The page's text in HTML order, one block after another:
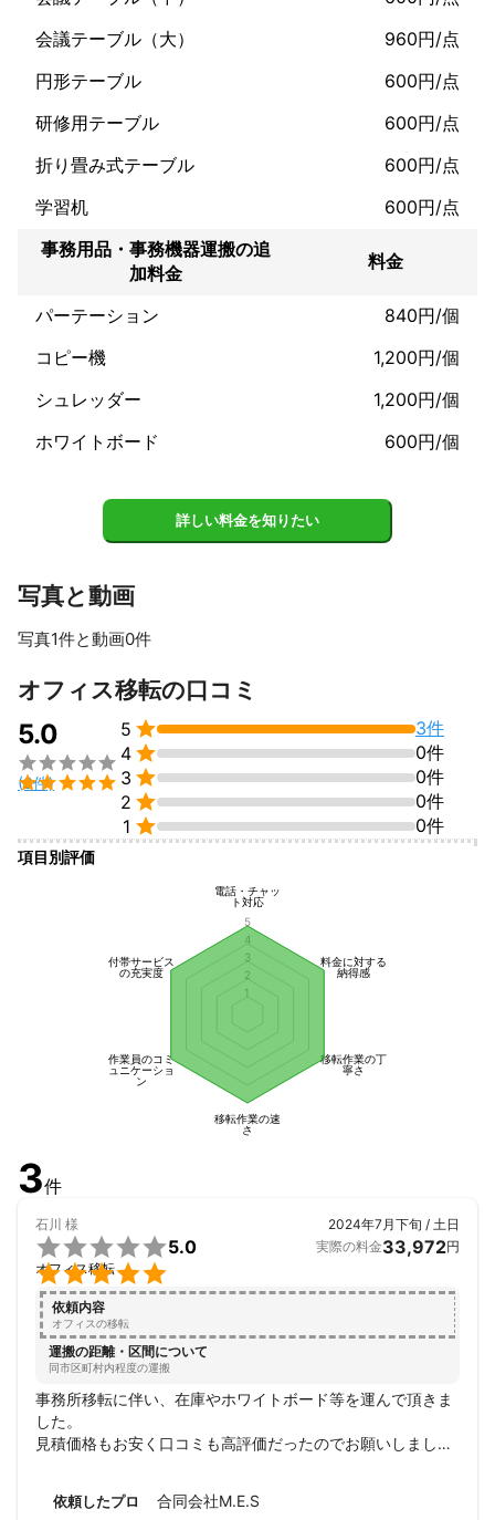
会議テーブル（大）
960円/点
円形テーブル
600円/点
研修用テーブル
600円/点
折り畳み式テーブル
600円/点
学習机
600円/点
事務用品・事務機器運搬の追
加料金
料金
パーテーション
840円/個
コピー機
1,200円/個
シュレッダー
1,200円/個
ホワイトボード
600円/個
詳しい料金を知りたい
写真と動画
写真1件と動画0件
オフィス移転の口コミ
5.0


(3件)
5 
3件
4 
0件
3 
0件
2 
0件
1  0件
項目別評価
電話・チャッ
ト対応
料金に対する
納得感
移転作業の丁
寧さ
移転作業の速
さ
作業員のコミ
ュニケーショ
ン
付帯サービス
の充実度
1
2
3
4
5
3件
石川 様


5.0
オフィス移転
2024年7月下旬 / 土日
実際の料金33,972円
依頼内容
オフィスの移転
運搬の距離・区間について
同市区町村内程度の運搬
事務所移転に伴い、在庫やホワイトボード等を運んで頂きま
した。
見積価格もお安く口コミも高評価だったのでお願いしました
た。
依頼したプロ 合同会社M.E.S